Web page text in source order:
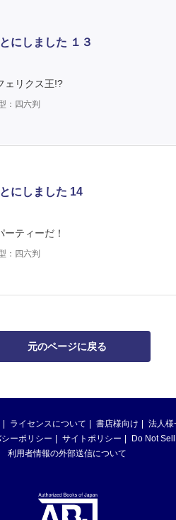
にしました １３
ェリクス王!?
：四六判
にしました 14
ティーだ！
：四六判
元のページに戻る
ライセンスについて 書店様向け 法人様
ーポリシー サイトポリシー
Do Not
利用者情報の外部送信について